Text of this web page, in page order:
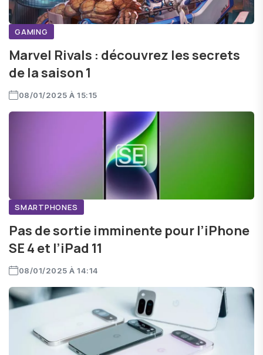
GAMING
Marvel Rivals : découvrez les secrets
de la saison 1
08/01/2025 À 15:15
SMARTPHONES
Pas de sortie imminente pour l’iPhone
SE 4 et l’iPad 11
08/01/2025 À 14:14